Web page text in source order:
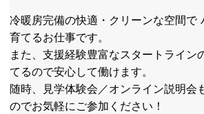
冷暖房完備の快適・クリーンな空間で
育てるお仕事です。
また、支援経験豊富なスタートライン
てるので安心して働けます。
随時、見学体験会／オンライン説明会
のでお気軽にご参加ください！